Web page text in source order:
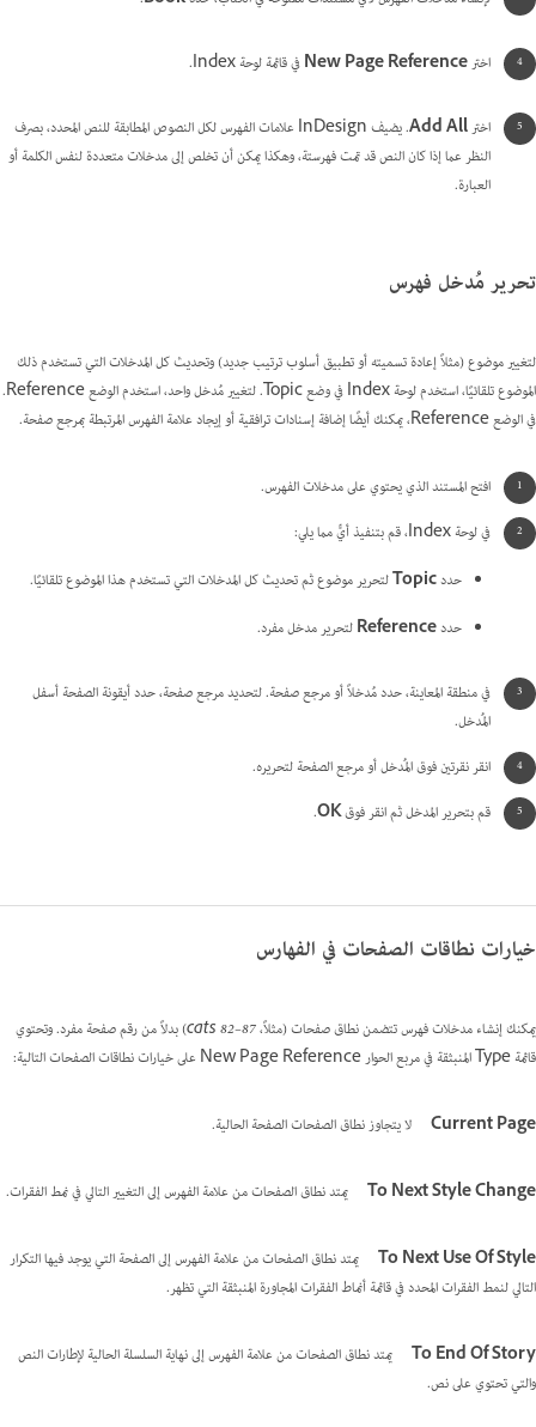
اخترNew Page Referenceفي قائمة لوحة Index.
اخترAdd All
. يضيف InDesign علامات الفهرس لكل النصوص المطابقة للنص المحدد، بصرف
النظر عما إذا كان النص قد تمت فهرستة، وهكذا يمكن أن تخلص إلى مدخلات متعددة لنفس الكلمة أو
العبارة.
تحرير مُدخل فهرس
لتغيير موضوع (مثلاً إعادة تسميته أو تطبيق أسلوب ترتيب جديد) وتحديث كل المدخلات التي تستخدم ذلك
الموضوع تلقائيًا، استخدم لوحة Index في وضع Topic. لتغيير مُدخل واحد، استخدم الوضع Reference.
في الوضع Reference، يمكنك أيضًا إضافة إسنادات ترافقية أو إيجاد علامة الفهرس المرتبطة بمرجع صفحة.
افتح المستند الذي يحتوي على مدخلات الفهرس.
في لوحة Index، قم بتنفيذ أيٍّ مما يلي:
حددTopicلتحرير موضوع ثم تحديث كل المدخلات التي تستخدم هذا الموضوع تلقائيًا.
حددReferenceلتحرير مدخل مفرد.
في منطقة المعاينة، حدد مُدخلاً أو مرجع صفحة. لتحديد مرجع صفحة، حدد أيقونة الصفحة أسفل
المُدخل.
انقر نقرتين فوق المُدخل أو مرجع الصفحة لتحريره.
قم بتحرير المدخل ثم انقر فوقOK
.
خيارات نطاقات الصفحات في الفهارس
يمكنك إنشاء مدخلات فهرس تتضمن نطاق صفحات (مثلاً،cats 82–87) بدلاً من رقم صفحة مفرد. وتحتوي
قائمة Type المنبثقة في مربع الحوار New Page Reference على خيارات نطاقات الصفحات التالية:
Current Page لا يتجاوز نطاق الصفحات الصفحة الحالية.
To Next Style Change يمتد نطاق الصفحات من علامة الفهرس إلى التغيير التالي في نمط الفقرات.
To Next Use Of Style
يمتد نطاق الصفحات من علامة الفهرس إلى الصفحة التي يوجد فيها التكرار
التالي لنمط الفقرات المحدد في قائمة أنماط الفقرات المجاورة المنبثقة التي تظهر.
To End Of Story
يمتد نطاق الصفحات من علامة الفهرس إلى نهاية السلسلة الحالية لإطارات النص
والتي تحتوي على نص.